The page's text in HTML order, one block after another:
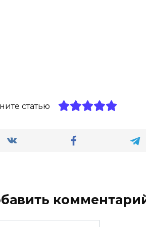
статью